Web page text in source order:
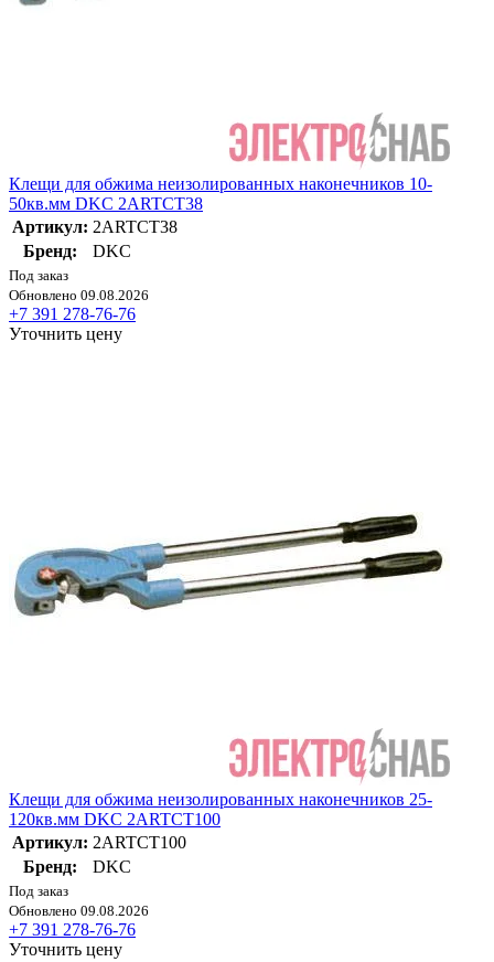
Клещи для обжима неизолированных наконечников 10-
50кв.мм DKC 2ARTCT38
Артикул: 2ARTCT38
Бренд:
DKC
Под заказ
Обновлено 09.08.2026
+7 391 278-76-76
Уточнить цену
Клещи для обжима неизолированных наконечников 25-
120кв.мм DKC 2ARTCT100
Артикул: 2ARTCT100
Бренд:
DKC
Под заказ
Обновлено 09.08.2026
+7 391 278-76-76
Уточнить цену